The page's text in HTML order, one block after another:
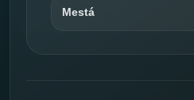
Mestá